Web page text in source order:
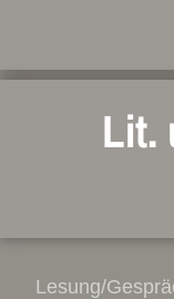
Lit.
Lesung/